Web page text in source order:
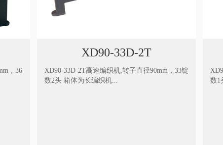
径90mm，33锭
XD90-72D-1T
XD90-72D-1T高速编织机,转子直径90mm，72锭
数1头 箱体为长编织机....